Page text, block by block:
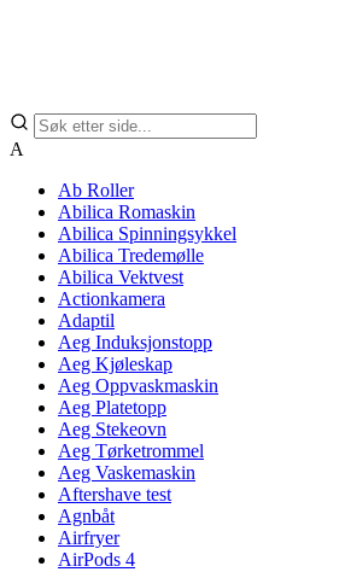
A
Ab Roller
Abilica Romaskin
Abilica Spinningsykkel
Abilica Tredemølle
Abilica Vektvest
Actionkamera
Adaptil
Aeg Induksjonstopp
Aeg Kjøleskap
Aeg Oppvaskmaskin
Aeg Platetopp
Aeg Stekeovn
Aeg Tørketrommel
Aeg Vaskemaskin
Aftershave test
Agnbåt
Airfryer
AirPods 4